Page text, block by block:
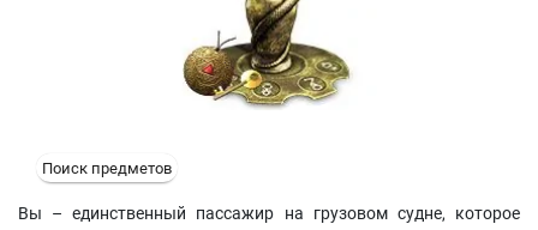
Поиск предметов
Вы – единственный пассажир на грузовом судне, которое